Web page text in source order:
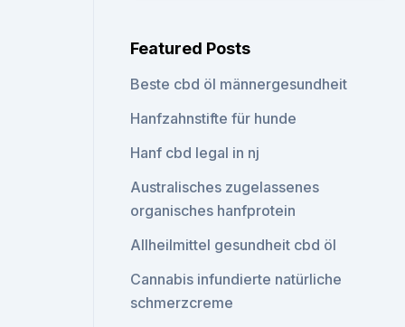
Featured Posts
Beste cbd öl männergesundheit
Hanfzahnstifte für hunde
Hanf cbd legal in nj
Australisches zugelassenes
organisches hanfprotein
Allheilmittel gesundheit cbd öl
Cannabis infundierte natürliche
schmerzcreme